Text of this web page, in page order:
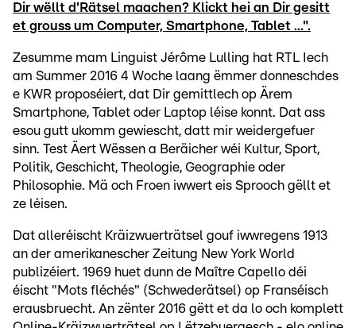
Dir wëllt d'Rätsel maachen? Klickt hei an Dir gesitt
et grouss um Computer, Smartphone, Tablet ...".
Zesumme mam Linguist Jérôme Lulling hat RTL Iech
am Summer 2016 4 Woche laang ëmmer donneschdes
e KWR proposéiert, dat Dir gemittlech op Ärem
Smartphone, Tablet oder Laptop léise konnt. Dat ass
esou gutt ukomm gewiescht, datt mir weidergefuer
sinn. Test Äert Wëssen a Beräicher wéi Kultur, Sport,
Politik, Geschicht, Theologie, Geographie oder
Philosophie. Mä och Froen iwwert eis Sprooch gëllt et
ze léisen.
Dat alleréischt Kräizwuerträtsel gouf iwwregens 1913
an der amerikanescher Zeitung New York World
publizéiert. 1969 huet dunn de Maître Capello déi
éischt "Mots fléchés" (Schwederätsel) op Franséisch
erausbruecht. An zënter 2016 gëtt et da lo och komplett